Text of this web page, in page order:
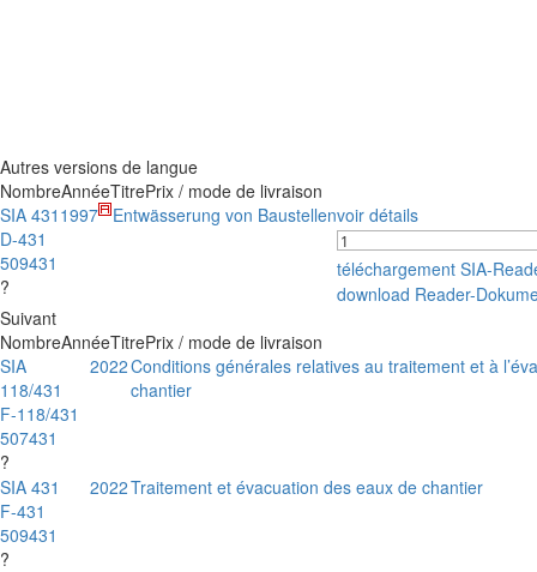
Autres versions de langue
NombreAnnéeTitrePrix / mode de livraison
SIA 431
D-431
509431
?
1997 Entwässerung von Baustellenvoir détails
téléchargement SIA-
download Reader-
Suivant
NombreAnnéeTitrePrix / mode de livraison
SIA
118/431
F-118/431
507431
?
2022Conditions générales relatives au traitement et à
chantier
SIA 431
F-431
509431
?
2022Traitement et évacuation des eaux de chantier